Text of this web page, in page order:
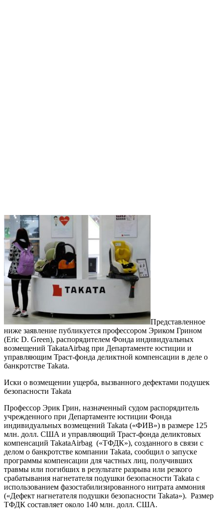
Представленное
ниже заявление публикуется профессором Эриком Грином
(Eric D. Green), распорядителем Фонда индивидуальных
возмещений TakataAirbag при Департаменте юстиции и
управляющим Траст-фонда деликтной компенсации в деле о
банкротстве Takata.
Иски о возмещении ущерба, вызванного дефектами подушек
безопасности Takata
Профессор Эрик Грин, назначенный судом распорядитель
учрежденного при Департаменте юстиции Фонда
индивидуальных возмещений Takata («ФИВ») в размере 125
млн. долл. США и управляющий Траст-фонда деликтовых
компенсаций TakataAirbag («ТФДК»), созданного в связи с
делом о банкротстве компании Takata, сообщил о запуске
программы компенсации для частных лиц, получивших
травмы или погибших в результате разрыва или резкого
срабатывания нагнетателя подушки безопасности Takata с
использованием фазостабилизированного нитрата аммония
(«Дефект нагнетателя подушки безопасности Takata»). Размер
ТФДК составляет около 140 млн. долл. США.